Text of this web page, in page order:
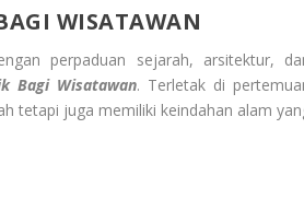
WISATAWAN
perpaduan sejarah, arsitektur,
Bagi Wisatawan. Terletak di
tetapi juga memiliki keindahan alam